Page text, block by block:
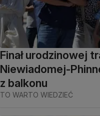
Finał urodzinowej
Niewiadomej-
z balkonu
TO WARTO WIEDZIEĆ